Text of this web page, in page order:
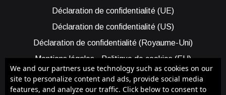
Déclaration de confidentialité (UE)
Déclaration de confidentialité (US)
Déclaration de confidentialité (Royaume-Uni)
Mentions légales
Politique de cookies (EU)
Cookie Policy (AUS)
Cookie Policy (US)
Qui sommes-nous ?
Participer à Blois Capitale
We and our partners use technology such as cookies on our
site to personalize content and ads, provide social media
features, and analyze our traffic. Click below to consent to